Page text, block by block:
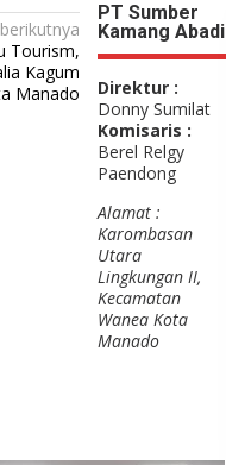
Tourism,
Kagum
Manado
PT Sumber
Kamang Abadi
Direktur :
Donny Sumilat
Komisaris :
Berel Relgy
Paendong
Alamat :
Karombasan
Utara
Lingkungan II,
Kecamatan
Wanea Kota
Manado